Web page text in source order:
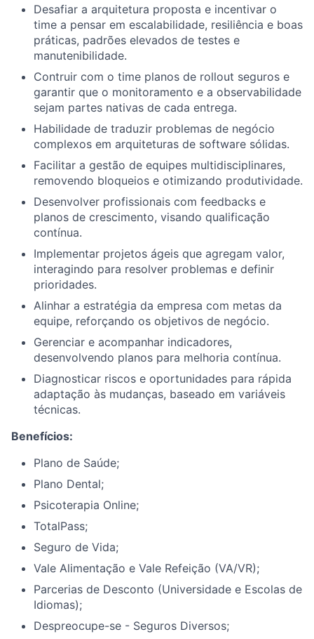
Desafiar a arquitetura proposta e incentivar o
time a pensar em escalabilidade, resiliência e boas
práticas, padrões elevados de testes e
manutenibilidade.
Contruir com o time planos de rollout seguros e
garantir que o monitoramento e a observabilidade
sejam partes nativas de cada entrega.
Habilidade de traduzir problemas de negócio
complexos em arquiteturas de software sólidas.
Facilitar a gestão de equipes multidisciplinares,
removendo bloqueios e otimizando produtividade.
Desenvolver profissionais com feedbacks e
planos de crescimento, visando qualificação
contínua.
Implementar projetos ágeis que agregam valor,
interagindo para resolver problemas e definir
prioridades.
Alinhar a estratégia da empresa com metas da
equipe, reforçando os objetivos de negócio.
Gerenciar e acompanhar indicadores,
desenvolvendo planos para melhoria contínua.
Diagnosticar riscos e oportunidades para rápida
adaptação às mudanças, baseado em variáveis
técnicas.
Benefícios:
Plano de Saúde;
Plano Dental;
Psicoterapia Online;
TotalPass;
Seguro de Vida;
Vale Alimentação e Vale Refeição (VA/VR);
Parcerias de Desconto (Universidade e Escolas de
Idiomas);
Despreocupe-se - Seguros Diversos;